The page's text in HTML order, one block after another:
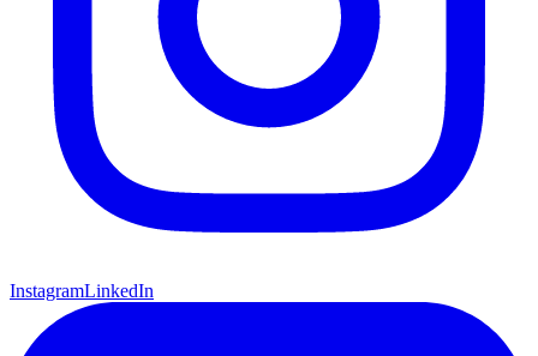
InstagramLinkedIn